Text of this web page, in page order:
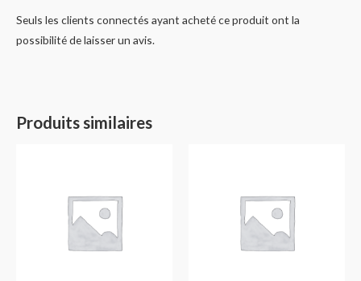
Seuls les clients connectés ayant acheté ce produit ont la
possibilité de laisser un avis.
Produits similaires